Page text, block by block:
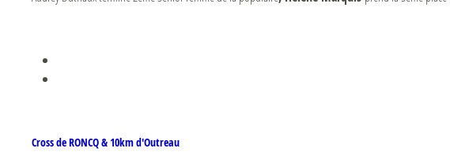
Cross de RONCQ & 10km d'Outreau